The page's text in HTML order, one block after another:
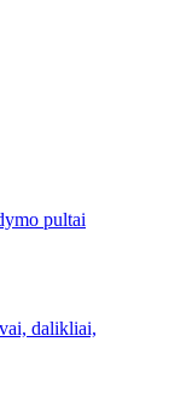
pultai
dalikliai,